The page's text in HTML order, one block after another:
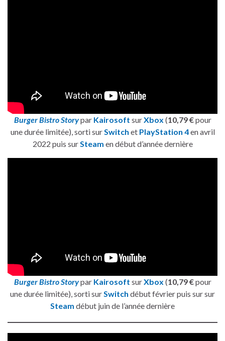
Burger Bistro Storypar Kairosoft surXbox (10,79 €pour
une durée limitée), sorti surSwitch et PlayStation 4en avril
2022 puis surSteam en début d’année dernière
Burger Bistro Storypar Kairosoft surXbox (10,79 €pour
une durée limitée), sorti surSwitch début février puis sur sur
Steam début juin de l’année dernière